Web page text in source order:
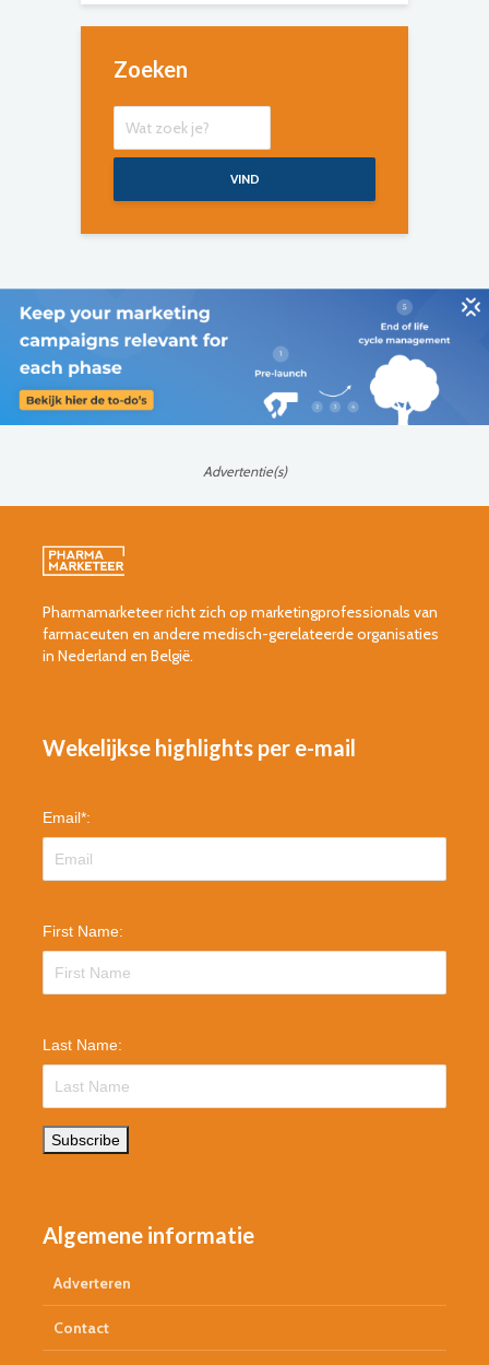
Zoeken
VIND
Advertentie(s)
Pharmamarketeer richt zich op marketingprofessionals van
farmaceuten en andere medisch-gerelateerde organisaties
in Nederland en België.
Wekelijkse highlights per e-mail
Email*:
First Name:
Last Name:
Subscribe
Algemene informatie
Adverteren
Contact